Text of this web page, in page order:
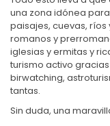
una zona idónea
paisajes, cuevas, ríos
romanos y
iglesias y ermitas y
turismo activo gracias
birwatching,
tantas.
Sin duda, una